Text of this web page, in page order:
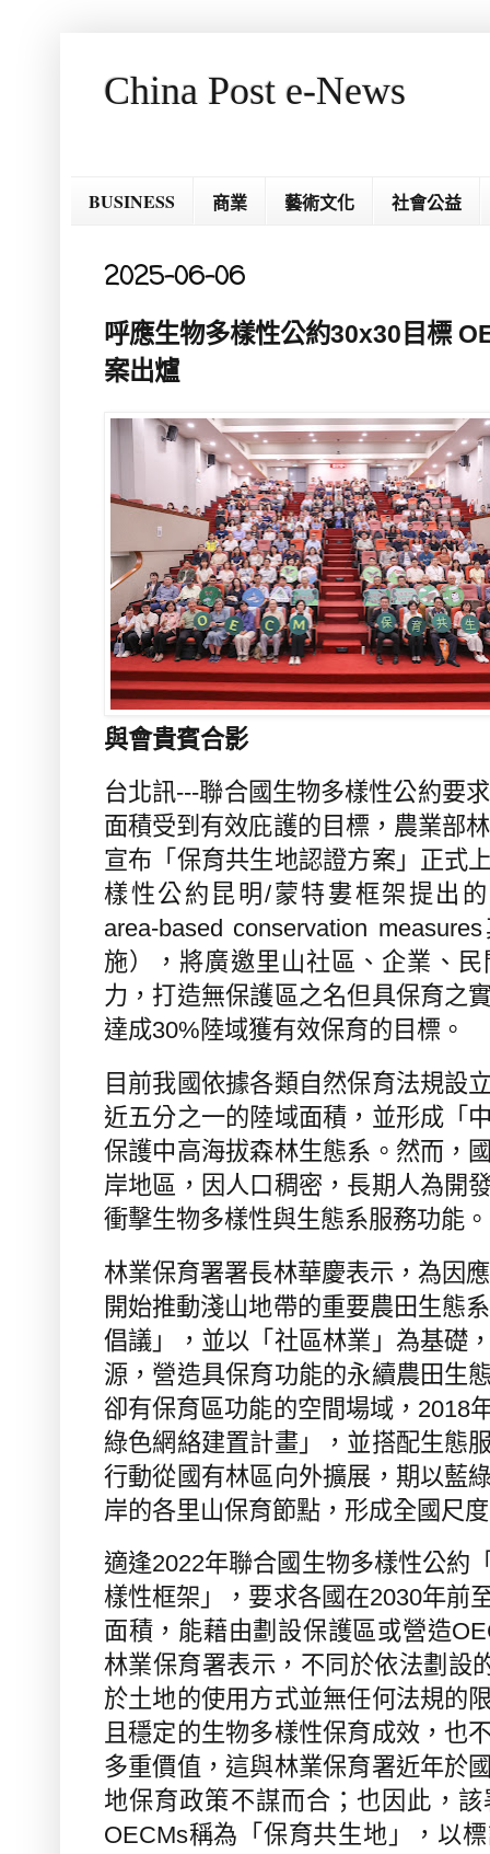
China Post e-News
BUSINESS 商業 藝術文化 社會公益
2025-06-06
呼應生物多樣性公約30x30目標
案出爐
與會貴賓合影
台北訊---聯合國生物多樣性公約要
面積受到有效庇護的目標，農業部
宣布「保育共生地認證方案」正式
樣性公約昆明/蒙特婁框架提出的
area-based conservation measures
施），將廣邀里山社區、企業、
力，打造無保護區之名但具保育之
達成30% 陸域獲有效保育的目標。
目前我國依據各類自然保育法規設
近五分之一的陸域面積，並形成「
保護中高海拔森林生態系。然而，
岸地區，因人口稠密，長期人為開
衝擊生物多樣性與生態系服務功能。
林業保育署署長林華慶表示，為因
開始推動淺山地帶的重要農田生態
倡議」，並以「社區林業」為基礎
源，營造具保育功能的永續農田生
卻有保育區功能的空間場域， 2018
綠色網絡建置計畫」，並搭配生態
行動從國有林區向外擴展，期以藍
岸的各里山保育節點，形成全國尺
適逢2022年聯合國生物多樣性公約
樣性框架」，要求各國在2030年前
面積，能藉由劃設保護區或營造
林業保育署表示，不同於依法劃設
於土地的使用方式並無任何法規的
且穩定的生物多樣性保育成效，也
多重價值，這與林業保育署近年於
地保育政策不謀而合；也因此，
OECMs稱為「保育共生地」，以